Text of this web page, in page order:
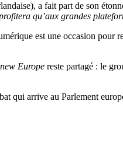
a fait part de son
qu’aux grandes
est une occasion pour
Europe reste partagé : le
qui arrive au Parlement